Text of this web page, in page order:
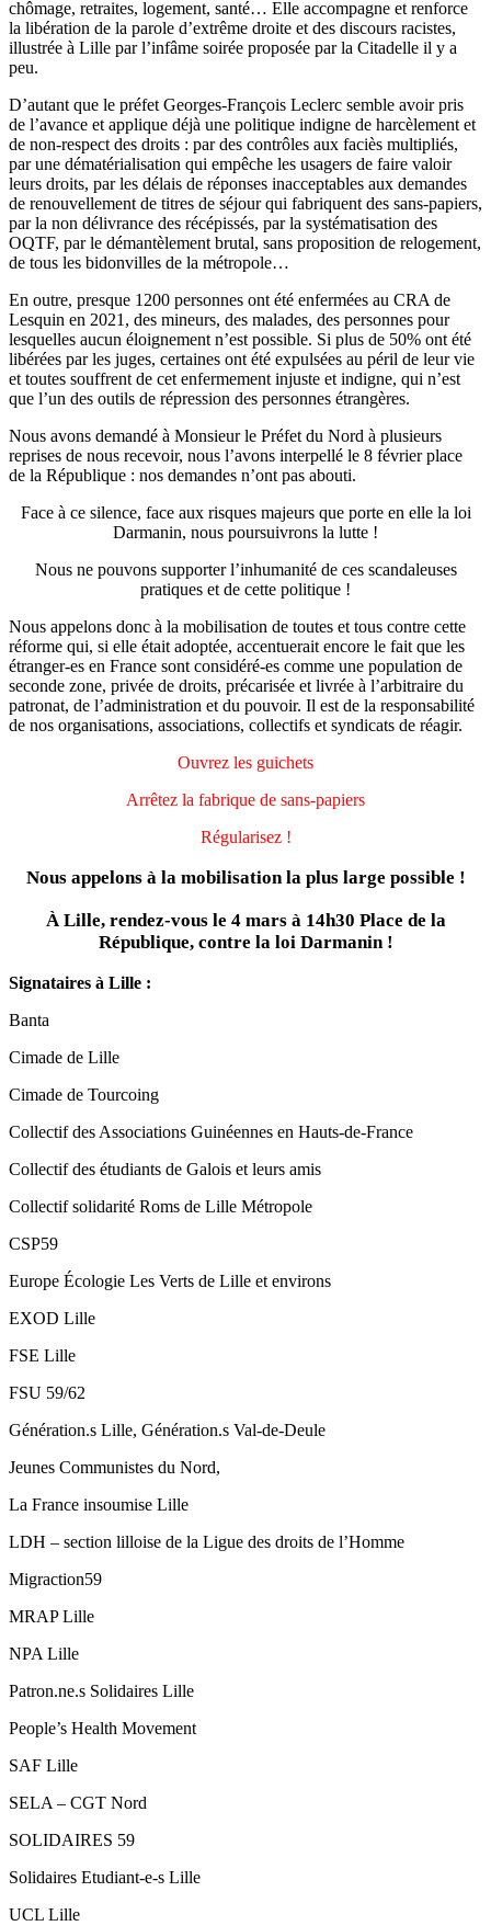
chômage, retraites, logement, santé… Elle accompagne et renforce
la libération de la parole d’extrême droite et des discours racistes,
illustrée à Lille par l’infâme soirée proposée par la Citadelle il y a
peu.
D’autant que le préfet Georges-François Leclerc semble avoir pris
de l’avance et applique déjà une politique indigne de harcèlement et
de non-respect des droits : par des contrôles aux faciès multipliés,
par une dématérialisation qui empêche les usagers de faire valoir
leurs droits, par les délais de réponses inacceptables aux demandes
de renouvellement de titres de séjour qui fabriquent des sans-papiers,
par la non délivrance des récépissés, par la systématisation des
OQTF, par le démantèlement brutal, sans proposition de relogement,
de tous les bidonvilles de la métropole…
En outre, presque 1200 personnes ont été enfermées au CRA de
Lesquin en 2021, des mineurs, des malades, des personnes pour
lesquelles aucun éloignement n’est possible. Si plus de 50% ont été
libérées par les juges, certaines ont été expulsées au péril de leur vie
et toutes souffrent de cet enfermement injuste et indigne, qui n’est
que l’un des outils de répression des personnes étrangères.
Nous avons demandé à Monsieur le Préfet du Nord à plusieurs
reprises de nous recevoir, nous l’avons interpellé le 8 février place
de la République : nos demandes n’ont pas abouti.
Face à ce silence, face aux risques majeurs que porte en elle la loi
Darmanin, nous poursuivrons la lutte !
Nous ne pouvons supporter l’inhumanité de ces scandaleuses
pratiques et de cette politique !
Nous appelons donc à la mobilisation de toutes et tous contre cette
réforme qui, si elle était adoptée, accentuerait encore le fait que les
étranger-es en France sont considéré-es comme une population de
seconde zone, privée de droits, précarisée et livrée à l’arbitraire du
patronat, de l’administration et du pouvoir. Il est de la responsabilité
de nos organisations, associations, collectifs et syndicats de réagir.
Ouvrez les guichets
Arrêtez la fabrique de sans-papiers
Régularisez !
Nous appelons à la mobilisation la plus large possible !
À Lille, rendez-vous le 4 mars à 14h30 Place de la
République, contre la loi Darmanin !
Signataires à Lille :
Banta
Cimade de Lille
Cimade de Tourcoing
Collectif des Associations Guinéennes en Hauts-de-France
Collectif des étudiants de Galois et leurs amis
Collectif solidarité Roms de Lille Métropole
CSP59
Europe Écologie Les Verts de Lille et environs
EXOD Lille
FSE Lille
FSU 59/62
Génération.s Lille, Génération.s Val-de-Deule
Jeunes Communistes du Nord,
La France insoumise Lille
LDH – section lilloise de la Ligue des droits de l’Homme
Migraction59
MRAP Lille
NPA Lille
Patron.ne.s Solidaires Lille
People’s Health Movement
SAF Lille
SELA – CGT Nord
SOLIDAIRES 59
Solidaires Etudiant-e-s Lille
UCL Lille